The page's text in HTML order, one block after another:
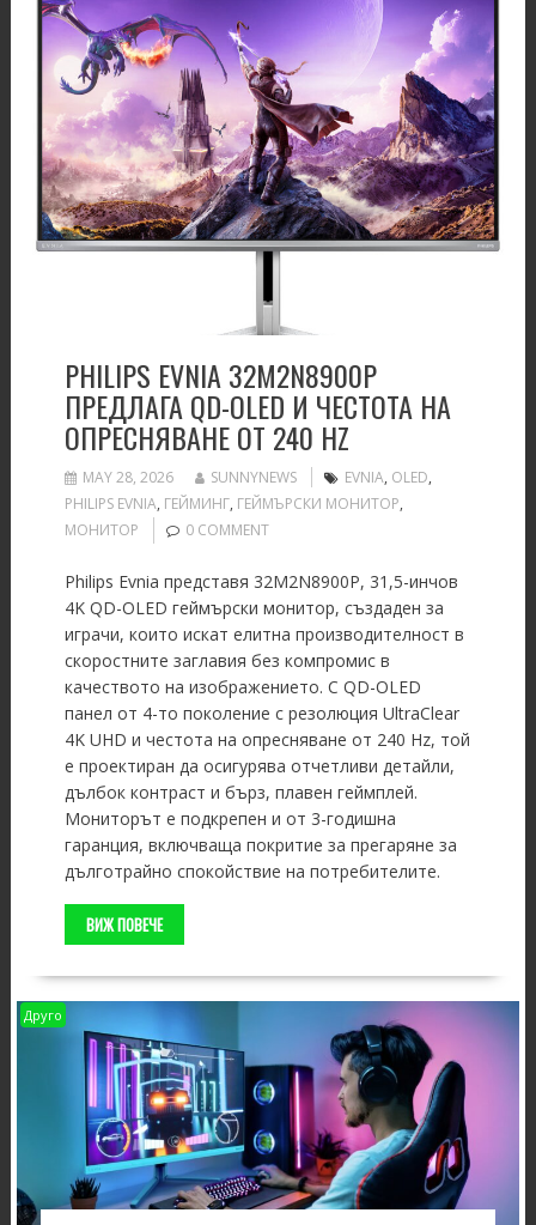
PHILIPS EVNIA 32M2N8900P
ПРЕДЛАГА QD-OLED И ЧЕСТОТА НА
ОПРЕСНЯВАНЕ ОТ 240 HZ
MAY 28, 2026 SUNNYNEWS EVNIA, OLED,
PHILIPS EVNIA, ГЕЙМИНГ, ГЕЙМЪРСКИ МОНИТОР,
МОНИТОР
0 COMMENT
Philips Evnia представя 32M2N8900P, 31,5-инчов
4K QD-OLED геймърски монитор, създаден за
играчи, които искат елитна производителност в
скоростните заглавия без компромис в
качеството на изображението. С QD-OLED
панел от 4-то поколение с резолюция UltraClear
4K UHD и честота на опресняване от 240 Hz, той
е проектиран да осигурява отчетливи детайли,
дълбок контраст и бърз, плавен геймплей.
Мониторът е подкрепен и от 3-годишна
гаранция, включваща покритие за прегаряне за
дълготрайно спокойствие на потребителите.
ВИЖ ПОВЕЧЕ
Друго